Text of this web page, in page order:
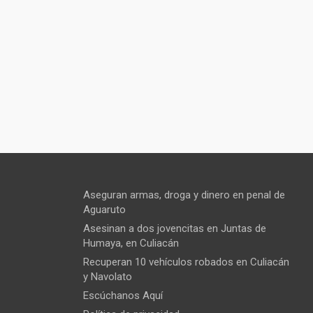
Aseguran armas, droga y dinero en penal de
Aguaruto
Asesinan a dos jovencitas en Juntas de
Humaya, en Culiacán
Recuperan 10 vehículos robados en Culiacán
y Navolato
Escúchanos Aquí